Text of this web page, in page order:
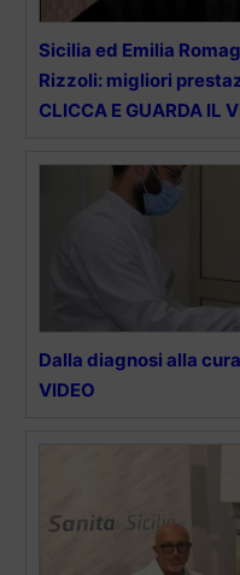
Sicilia ed Emilia
Rizzoli: migliori
CLICCA E GUARDA IL
Dalla diagnosi alla
VIDEO